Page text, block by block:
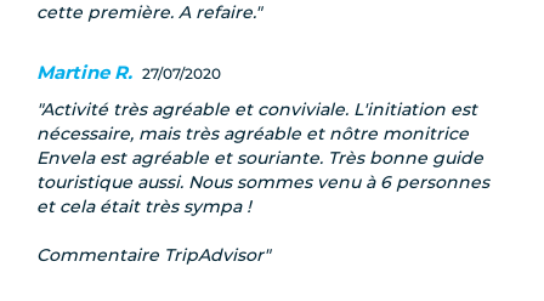
cette première. A refaire.
Martine R. 27/07/2020
Activité très agréable et conviviale. L'initiation est
nécessaire, mais très agréable et nôtre monitrice
Envela est agréable et souriante. Très bonne guide
touristique aussi. Nous sommes venu à 6 personnes
et cela était très sympa !
Commentaire TripAdvisor